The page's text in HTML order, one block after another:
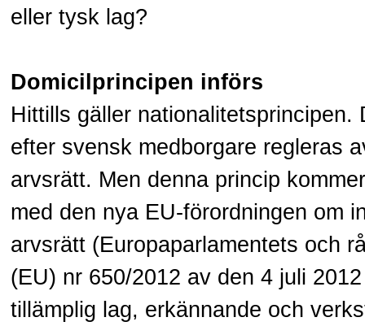
eller tysk lag?
Domicilprincipen införs
Hittills gäller nationalitetsprincipen.
efter svensk medborgare regleras
arvsrätt. Men denna princip
med den nya EU-förordningen om
arvsrätt (Europaparlamentets och
(EU) nr 650/2012 av den 4 juli
tillämplig lag, erkännande och